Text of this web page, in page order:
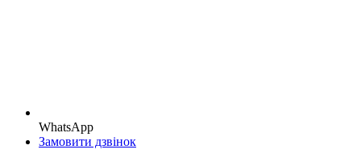
WhatsApp
Замовити дзвінок